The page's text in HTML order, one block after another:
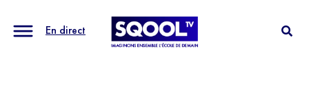
En direct